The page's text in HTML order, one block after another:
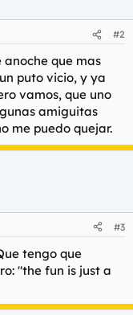
#2
anoche que mas
puto vicio, y ya
vamos, que uno
amiguitas
me puedo quejar.
#3
tengo que
"the fun is just a